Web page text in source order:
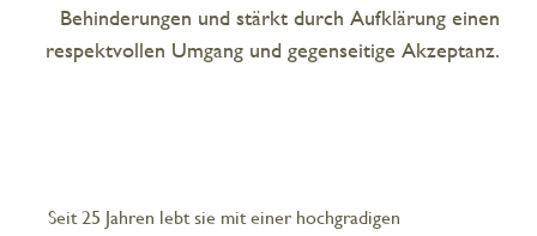
Behinderungen und stärkt durch Aufklärung einen
respektvollen Umgang und gegenseitige Akzeptanz.
Seit 25 Jahren lebt sie mit einer hochgradigen